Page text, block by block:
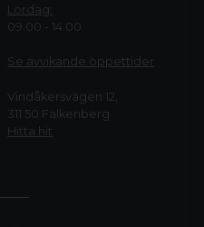
Lördag:
09.00 - 14.00
Se avvikande öppettider
Vindåkersvägen 12,
311 50 Falkenberg
Hitta hit